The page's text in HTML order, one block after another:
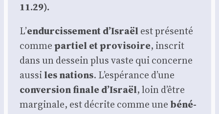
11.29).
L’endur­cis­se­ment d’Israëlest pré­sen­té
commepar­tiel et pro­vi­soire, ins­crit
dans un des­sein plus vaste qui concerne
aus­siles nations. L’espérance d’une
conver­sion finale d’Israël, loin d’être
mar­gi­nale, est décrite comme une béné­